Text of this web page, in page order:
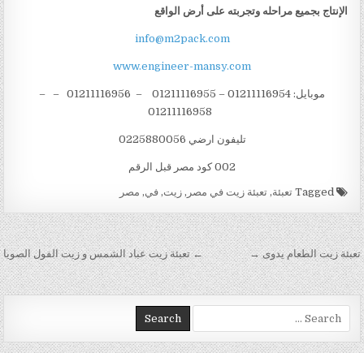
الإنتاج بجميع مراحله وتجربته على أرض الواقع
info@m2pack.com
www.engineer-mansy.com
موبايل: 01211116954 – 01211116955 – 01211116956 – –
تليفون ارضي 0225880056
002 كود مصر قبل الرقم
Tagged تعبئة,تعبئة زيت في مصر ,زيت,في, مصر
تصفّح المقالات ← تعبئة زيت عباد الشمس و زيت الفول الصويا تعبئة زيت الطعام يدوى →
Search for: